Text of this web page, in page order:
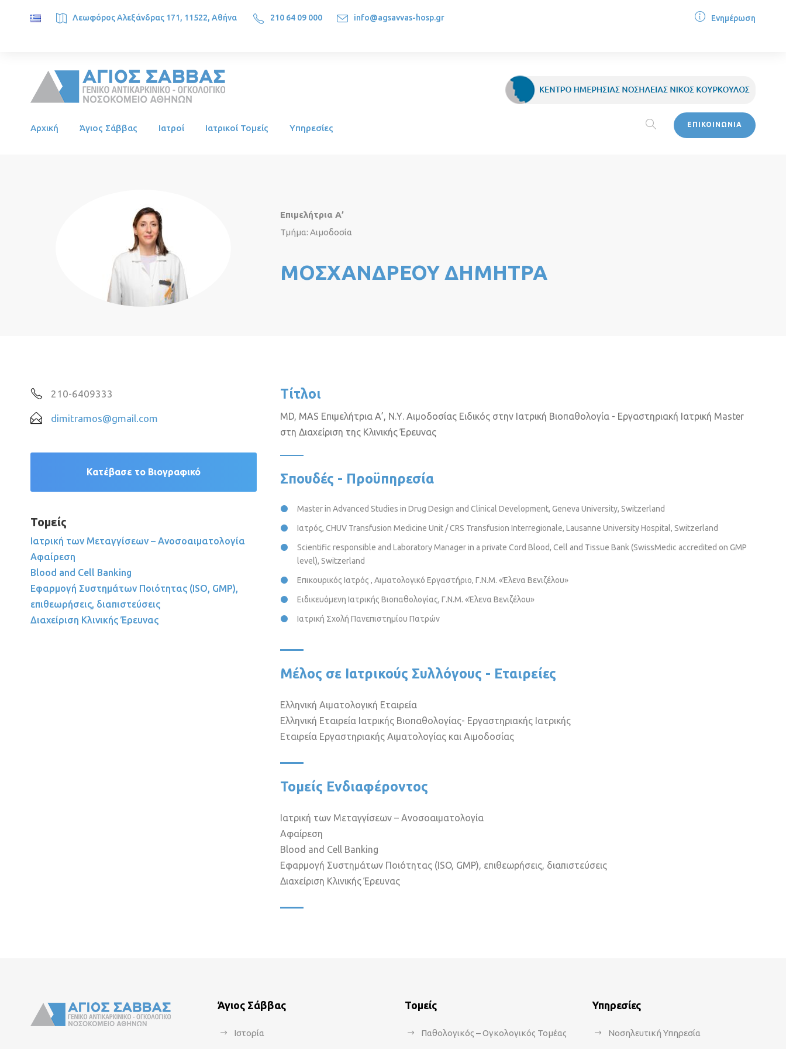
Λεωφόρος Αλεξάνδρας 171, 11522, Αθήνα 210 64 09 000 info@agsavvas-hosp.gr Ενημέρωση
Αρχική Άγιος Σάββας Ιατροί Ιατρικοί Τομείς Υπηρεσίες ΕΠΙΚΟΙΝΩΝΙΑ
Επιμελήτρια Α’
Τμήμα: Αιμοδοσία
ΜΟΣΧΑΝΔΡΕΟΥ ΔΗΜΗΤΡΑ
210-6409333
dimitramos@gmail.com
Κατέβασε το Βιογραφικό
Τομείς
Ιατρική των Μεταγγίσεων – Ανοσοαιματολογία
Αφαίρεση
Blood and Cell Banking
Εφαρμογή Συστημάτων Ποιότητας (ISO, GMP),
επιθεωρήσεις, διαπιστεύσεις
Διαχείριση Κλινικής Έρευνας
Τίτλοι
MD, MAS Επιμελήτρια Α’, Ν.Υ. Αιμοδοσίας Ειδικός στην Ιατρική Βιοπαθολογία - Εργαστηριακή Ιατρική Master
στη Διαχείριση της Κλινικής Έρευνας
Σπουδές - Προϋπηρεσία
Master in Advanced Studies in Drug Design and Clinical Development, Geneva University, Switzerland
Ιατρός, CHUV Transfusion Medicine Unit / CRS Transfusion Interregionale, Lausanne University Hospital, Switzerland
Scientific responsible and Laboratory Manager in a private Cord Blood, Cell and Tissue Bank (SwissMedic accredited on GMP
level), Switzerland
Επικουρικός Ιατρός , Αιματολογικό Εργαστήριο, Γ.Ν.Μ. «Έλενα Βενιζέλου»
Ειδικευόμενη Ιατρικής Βιοπαθολογίας, Γ.Ν.Μ. «Έλενα Βενιζέλου»
Ιατρική Σχολή Πανεπιστημίου Πατρών
Μέλος σε Ιατρικούς Συλλόγους - Εταιρείες
Ελληνική Αιματολογική Εταιρεία
Ελληνική Εταιρεία Ιατρικής Βιοπαθολογίας- Εργαστηριακής Ιατρικής
Εταιρεία Εργαστηριακής Αιματολογίας και Αιμοδοσίας
Τομείς Ενδιαφέροντος
Ιατρική των Μεταγγίσεων – Ανοσοαιματολογία
Αφαίρεση
Blood and Cell Banking
Εφαρμογή Συστημάτων Ποιότητας (ISO, GMP), επιθεωρήσεις, διαπιστεύσεις
Διαχείριση Κλινικής Έρευνας
Άγιος Σάββας
Ιστορία
Τομείς
Παθολογικός – Ογκολογικός Τομέας
Υπηρεσίες
Νοσηλευτική Υπηρεσία